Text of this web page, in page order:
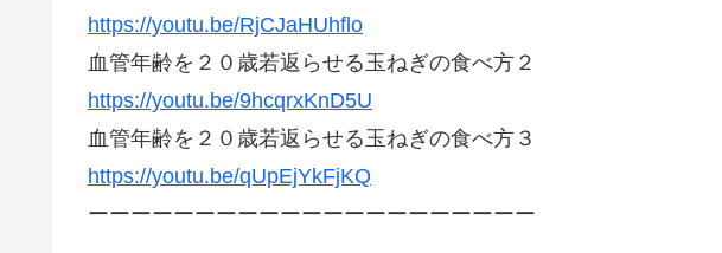
https://youtu.be/RjCJaHUhflo
血管年齢を２０歳若返らせる玉ねぎの食べ方２
https://youtu.be/9hcqrxKnD5U
血管年齢を２０歳若返らせる玉ねぎの食べ方３
https://youtu.be/qUpEjYkFjKQ
ーーーーーーーーーーーーーーーーーーーーー